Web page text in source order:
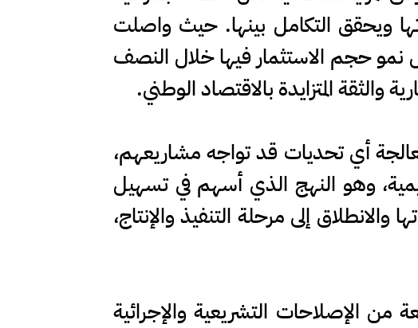
ويحقق التكامل بينها. حيث واصلت
نمو حجم الاستثمار فيها خلال النصف
أي تحديات قد تواجه مشاريعهم،
وهو النهج الذي أسهم في تسهيل
إلى مرحلة التنفيذ والإنتاج،
من الإصلاحات التشريعية والإجرائية